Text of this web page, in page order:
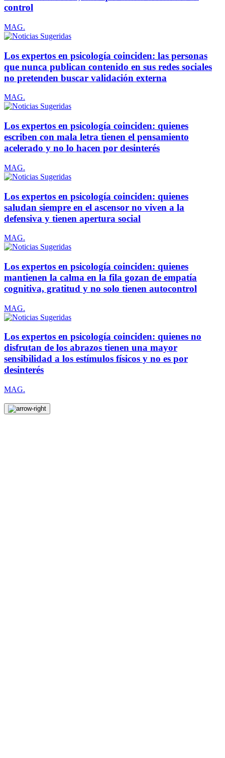
control
MAG.
Los expertos en psicología coinciden: las personas
que nunca publican contenido en sus redes sociales
no pretenden buscar validación externa
MAG.
Los expertos en psicología coinciden: quienes
escriben con mala letra tienen el pensamiento
acelerado y no lo hacen por desinterés
MAG.
Los expertos en psicología coinciden: quienes
saludan siempre en el ascensor no viven a la
defensiva y tienen apertura social
MAG.
Los expertos en psicología coinciden: quienes
mantienen la calma en la fila gozan de empatía
cognitiva, gratitud y no solo tienen autocontrol
MAG.
Los expertos en psicología coinciden: quienes no
disfrutan de los abrazos tienen una mayor
sensibilidad a los estímulos físicos y no es por
desinterés
MAG.